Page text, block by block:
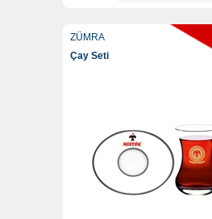
ZÜMRA
Çay Seti